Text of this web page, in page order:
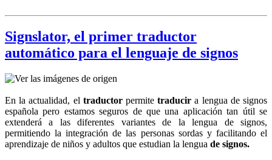
Signslator, el primer traductor
automático para el lenguaje de signos
En la actualidad, el traductorpermite traducir a lengua de signos
española pero estamos seguros de que una aplicación tan útil se
extenderá a las diferentes variantes de la lengua de signos,
permitiendo la integración de las personas sordas y facilitando el
aprendizaje de niños y adultos que estudian la lengua de signos.